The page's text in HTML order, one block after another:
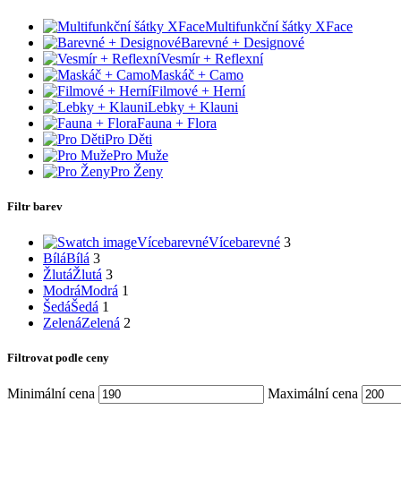
Multifunkční šátky XFace
Barevné + Designové
Vesmír + Reflexní
Maskáč + Camo
Filmové + Herní
Lebky + Klauni
Fauna + Flora
Pro Děti
Pro Muže
Pro Ženy
Filtr barev
VícebarevnéVícebarevné 3
BíláBílá 3
ŽlutáŽlutá 3
ModráModrá 1
ŠedáŠedá 1
ZelenáZelená 2
Filtrovat podle ceny
Minimální cena Maximální cena